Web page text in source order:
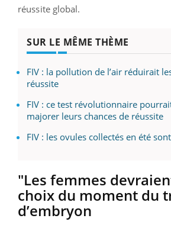
réussite global.
SUR LE MÊME THÈME
FIV : la pollution de l’air réduirait
réussite
FIV : ce test révolutionnaire
majorer leurs chances de réussite
FIV : les ovules collectés en été
"Les femmes
choix du moment du
d’embryon